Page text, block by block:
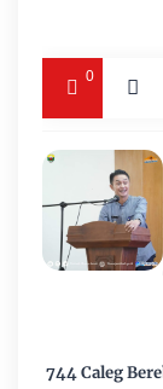
0
744 Caleg